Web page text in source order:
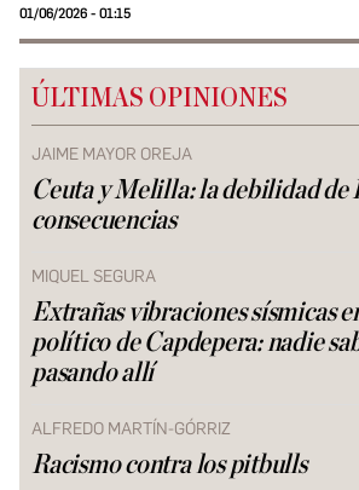
01/06/2026 - 01:15
ÚLTIMAS OPINIONES
JAIME MAYOR OREJA
Ceuta y Melilla: la debilidad de
consecuencias
MIQUEL SEGURA
Extrañas vibraciones sísmicas
político de Capdepera: nadie
pasando allí
ALFREDO MARTÍN-GÓRRIZ
Racismo contra los pitbulls